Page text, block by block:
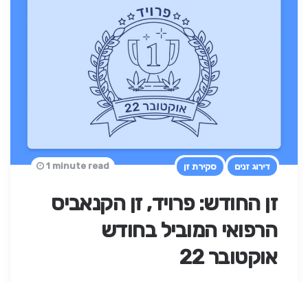
דירוג זנים סקירת זן
זן החודש: פרויד, זן הקנאביס
הרפואי המוביל בחודש
אוקטובר 22
1 minute read